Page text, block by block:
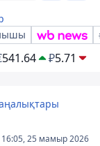
541.64 ₽5.71
16:05, 25 мамыр 2026